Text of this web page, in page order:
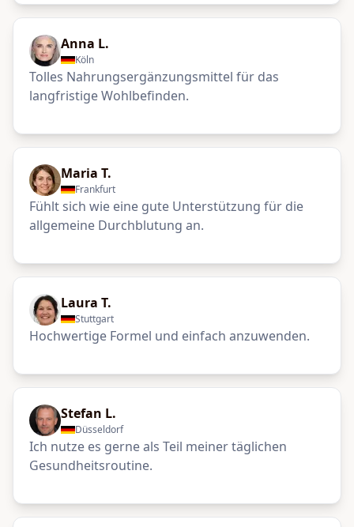
Anna L.
Köln
Tolles Nahrungsergänzungsmittel für das
langfristige Wohlbefinden.
Maria T.
Frankfurt
Fühlt sich wie eine gute Unterstützung für die
allgemeine Durchblutung an.
Laura T.
Stuttgart
Hochwertige Formel und einfach anzuwenden.
Stefan L.
Düsseldorf
Ich nutze es gerne als Teil meiner täglichen
Gesundheitsroutine.